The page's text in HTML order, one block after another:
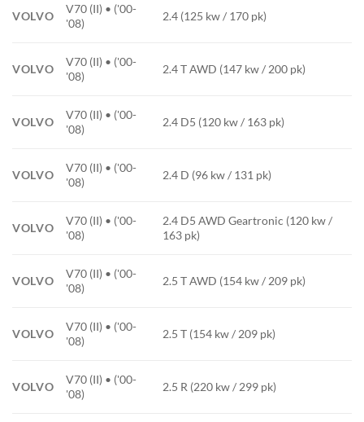
VOLVO
V70 (II) • ('00-
'08)
2.4 (125 kw / 170 pk)
VOLVO
V70 (II) • ('00-
'08)
2.4 T AWD (147 kw / 200 pk)
VOLVO
V70 (II) • ('00-
'08)
2.4 D5 (120 kw / 163 pk)
VOLVO
V70 (II) • ('00-
'08)
2.4 D (96 kw / 131 pk)
VOLVO
V70 (II) • ('00-
'08)
2.4 D5 AWD Geartronic (120 kw /
163 pk)
VOLVO
V70 (II) • ('00-
'08)
2.5 T AWD (154 kw / 209 pk)
VOLVO
V70 (II) • ('00-
'08)
2.5 T (154 kw / 209 pk)
VOLVO
V70 (II) • ('00-
'08)
2.5 R (220 kw / 299 pk)